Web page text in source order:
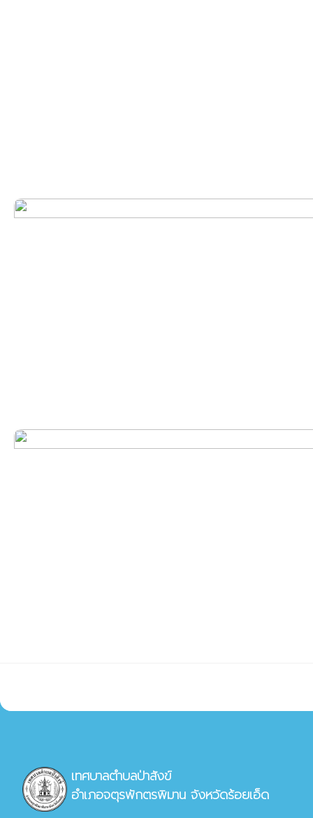
เทศบาลตำบลป่าสังข์
อำเภอจตุรพักตรพิมาน จังหวัดร้อยเอ็ด